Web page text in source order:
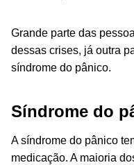
Grande parte das
dessas crises, já outra
síndrome do pânico.
Síndrome do
A síndrome do pânico
medicação. A maioria